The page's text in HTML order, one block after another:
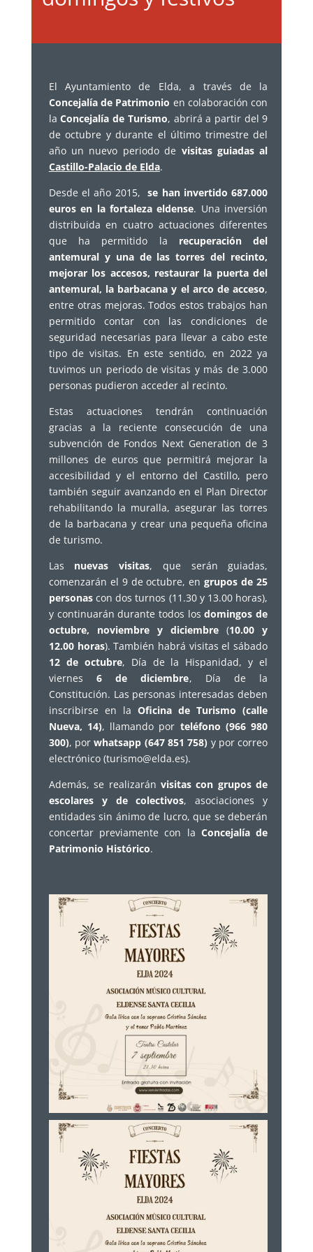
El Ayuntamiento de Elda, a través de la
Concejalía de Patrimonio en colaboración con
laConcejalía de Turismo, abrirá a partir del 9
de octubre y durante el último trimestre del
año un nuevo periodo de visitas guiadas al
Castillo-Palacio de Elda.
Desde el año 2015,se han invertido 687.000
euros en la fortaleza eldense. Una inversión
distribuida en cuatro actuaciones diferentes
que ha permitido la recuperación del
antemural y una de las torres del recinto,
mejorar los accesos, restaurar la puerta del
antemural, la barbacana y el arco de acceso,
entre otras mejoras. Todos estos trabajos han
permitido contar con las condiciones de
seguridad necesarias para llevar a cabo este
tipo de visitas. En este sentido, en 2022 ya
tuvimos un periodo de visitas y más de 3.000
personas pudieron acceder al recinto.
Estas actuaciones tendrán continuación
gracias a la reciente consecución de una
subvención de Fondos Next Generation de 3
millones de euros que permitirá mejorar la
accesibilidad y el entorno del Castillo, pero
también seguir avanzando en el Plan Director
rehabilitando la muralla, asegurar las torres
de la barbacana y crear una pequeña oficina
de turismo.
Las nuevas visitas, que serán guiadas,
comenzarán el 9 de octubre, engrupos de 25
personascon dos turnos (11.30 y 13.00 horas),
y continuarán durante todos losdomingos de
octubre, noviembre y diciembre (10.00 y
12.00 horas). También habrá visitas el sábado
12 de octubre, Día de la Hispanidad, y el
viernes6 de diciembre, Día de la
Constitución. Las personas interesadas deben
inscribirse en la Oficina de Turismo (calle
Nueva, 14), llamando por teléfono (966 980
300), porwhatsapp (647 851 758) y por correo
electrónico (turismo@elda.es).
Además, se realizarán visitas con grupos de
escolares y de colectivos, asociaciones y
entidades sin ánimo de lucro, que se deberán
concertar previamente con la Concejalía de
Patrimonio Histórico.